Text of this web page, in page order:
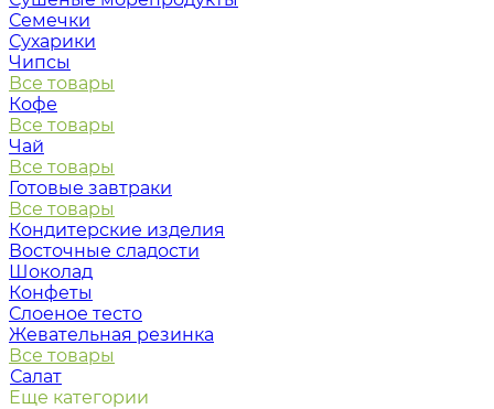
Семечки
Сухарики
Чипсы
Все товары
Кофе
Все товары
Чай
Все товары
Готовые завтраки
Все товары
Кондитерские изделия
Восточные сладости
Шоколад
Конфеты
Слоеное тесто
Жевательная резинка
Все товары
Салат
Еще категории